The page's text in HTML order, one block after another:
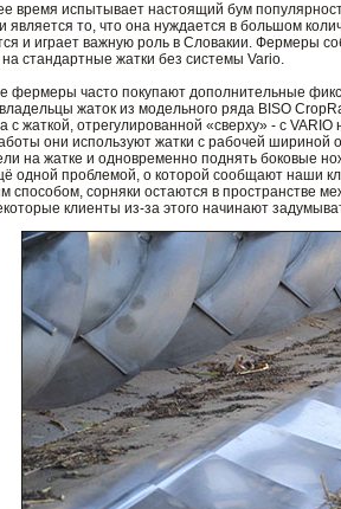
время испытывает настоящий бум
является то, что она нуждается в большом
и играет важную роль в Словакии. Фермеры
стандартные жатки без системы Vario.
фермеры часто покупают дополнительные
жаток из модельного ряда BISO
жаткой, отрегулированной «сверху» - с
они используют жатки с рабочей шириной
на жатке и одновременно поднять боковые
одной проблемой, о которой сообщают наши
способом, сорняки остаются в пространстве
клиенты из-за этого начинают